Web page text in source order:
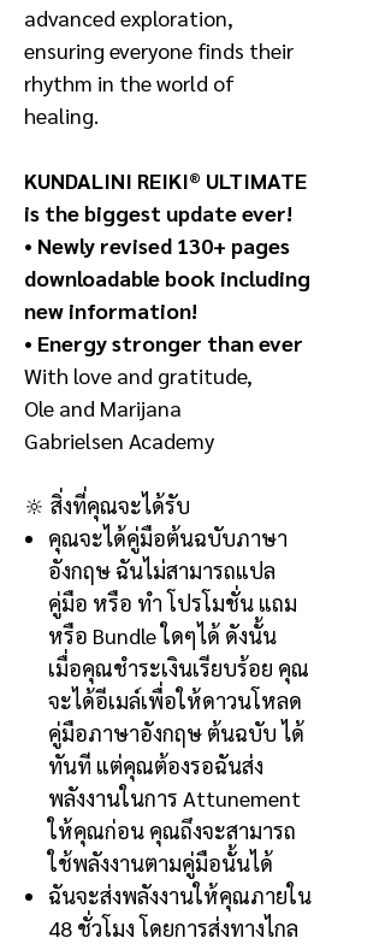
advanced exploration,
ensuring everyone finds their
rhythm in the world of
healing.
KUNDALINI REIKI® ULTIMATE
is the biggest update ever!
• Newly revised 130+ pages
downloadable book including
new information!
• Energy stronger than ever
With love and gratitude,
Ole and Marijana
Gabrielsen Academy
🔆 สิ่งที่คุณจะได้รับ
คุณจะได้คู่มือต้นฉบับภาษา
อังกฤษ ฉันไม่สามารถแปล
คู่มือ หรือ ทำ โปรโมชั่น แถม
หรือ Bundleใดๆได้ ดังนั้น
เมื่อคุณชำระเงินเรียบร้อย คุณ
จะได้อีเมล์เพื่อให้ดาวนโหลด
คู่มือภาษาอังกฤษ ต้นฉบับ ได้
ทันที แต่คุณต้องรอฉันส่ง
พลังงานในการ Attunement
ให้คุณก่อน คุณถึงจะสามารถ
ใช้พลังงานตามคู่มือนั้นได้
ฉันจะส่งพลังงานให้คุณภายใน
48 ชั่วโมง โดยการส่งทางไกล